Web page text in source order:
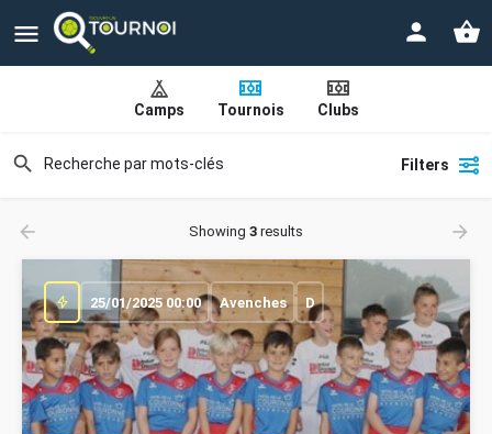
Camps Tournois Clubs
Filters
Showing 3 results
25/01/2025 00:00 Avenches D